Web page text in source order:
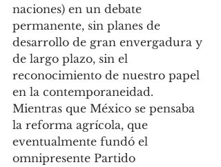
naciones) en un debate
permanente, sin planes de
desarrollo de gran envergadura y
de largo plazo, sin el
reconocimiento de nuestro papel
en la contemporaneidad.
Mientras que México se pensaba
la reforma agrícola, que
eventualmente fundó el
omnipresente Partido